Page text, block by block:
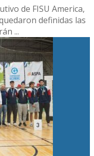
de FISU America,
definidas las
...